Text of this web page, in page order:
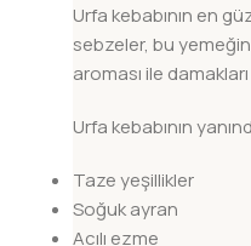
Urfa kebabının en
sebzeler, bu
aroması ile
Urfa kebabının
Taze yeşillikler
Soğuk ayran
Acılı ezme